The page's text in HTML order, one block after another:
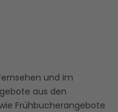
und im
aus den
Frühbucherangebote